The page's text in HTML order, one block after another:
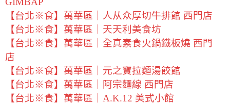
【台北※食】萬華區｜人从众厚切牛排館 西門店
【台北※食】萬華區｜天天利美食坊
【台北※食】萬華區｜全真素食火鍋鐵板燒 西門
店
【台北※食】萬華區｜元之寶拉麵湯餃館
【台北※食】萬華區｜阿宗麵線 西門店
【台北※食】萬華區｜A.K.12 美式小館